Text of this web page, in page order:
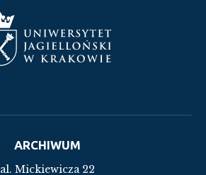
ARCHIWUM
al. Mickiewicza 22